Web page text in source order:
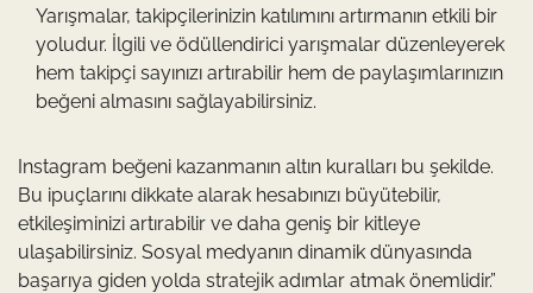
Yarışmalar, takipçilerinizin katılımını artırmanın etkili bir
yoludur. İlgili ve ödüllendirici yarışmalar düzenleyerek
hem takipçi sayınızı artırabilir hem de paylaşımlarınızın
beğeni almasını sağlayabilirsiniz.
Instagram beğeni kazanmanın altın kuralları bu şekilde.
Bu ipuçlarını dikkate alarak hesabınızı büyütebilir,
etkileşiminizi artırabilir ve daha geniş bir kitleye
ulaşabilirsiniz. Sosyal medyanın dinamik dünyasında
başarıya giden yolda stratejik adımlar atmak önemlidir.”